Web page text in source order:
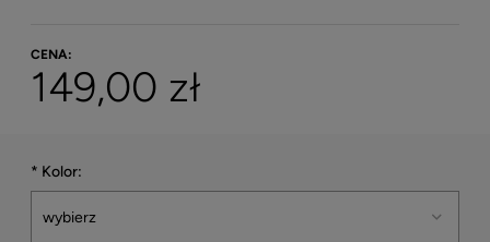
CENA:
149,00 zł
* Kolor: